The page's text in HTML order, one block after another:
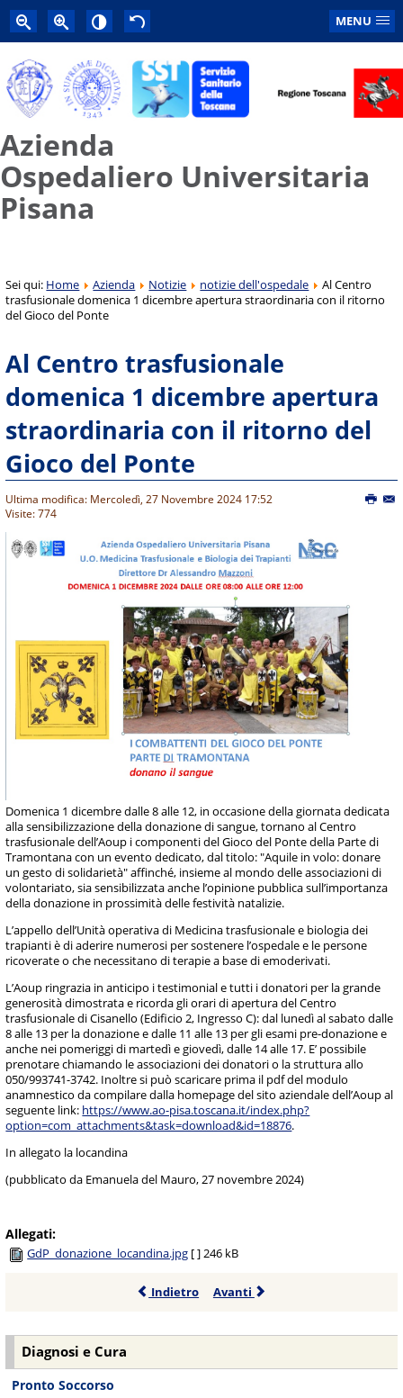
MENU
Azienda
Ospedaliero Universitaria
Pisana
Sei qui: Home Azienda Notizie notizie dell'ospedale
Al Centro
trasfusionale domenica 1 dicembre apertura straordinaria con il ritorno
del Gioco del Ponte
Al Centro trasfusionale
domenica 1 dicembre apertura
straordinaria con il ritorno del
Gioco del Ponte
Ultima modifica: Mercoledì, 27 Novembre 2024 17:52
Visite: 774
Domenica 1 dicembre dalle 8 alle 12, in occasione della giornata dedicata
alla sensibilizzazione della donazione di sangue, tornano al Centro
trasfusionale dell’Aoup i componenti del Gioco del Ponte della Parte di
Tramontana con un evento dedicato, dal titolo: "Aquile in volo: donare
un gesto di solidarietà" affinché, insieme al mondo delle associazioni di
volontariato, sia sensibilizzata anche l’opinione pubblica sull’importanza
della donazione in prossimità delle festività natalizie.
L’appello dell’Unità operativa di Medicina trasfusionale e biologia dei
trapianti è di aderire numerosi per sostenere l’ospedale e le persone
ricoverate o che necessitano di terapie a base di emoderivati.
L’Aoup ringrazia in anticipo i testimonial e tutti i donatori per la grande
generosità dimostrata e ricorda gli orari di apertura del Centro
trasfusionale di Cisanello (Edificio 2, Ingresso C): dal lunedì al sabato dalle
8 alle 13 per la donazione e dalle 11 alle 13 per gli esami pre-donazione e
anche nei pomeriggi di martedì e giovedì, dalle 14 alle 17. E’ possibile
prenotare chiamando le associazioni dei donatori o la struttura allo
050/993741-3742. Inoltre si può scaricare prima il pdf del modulo
anamnestico da compilare dalla homepage del sito aziendale dell’Aoup al
seguente link: https://www.ao-pisa.toscana.it/index.php?
option=com_attachments&task=download&id=18876.
In allegato la locandina
(pubblicato da Emanuela del Mauro, 27 novembre 2024)
Allegati:
GdP_donazione_locandina.jpg [ ]246 kB
Indietro Avanti
Diagnosi e Cura
Pronto Soccorso